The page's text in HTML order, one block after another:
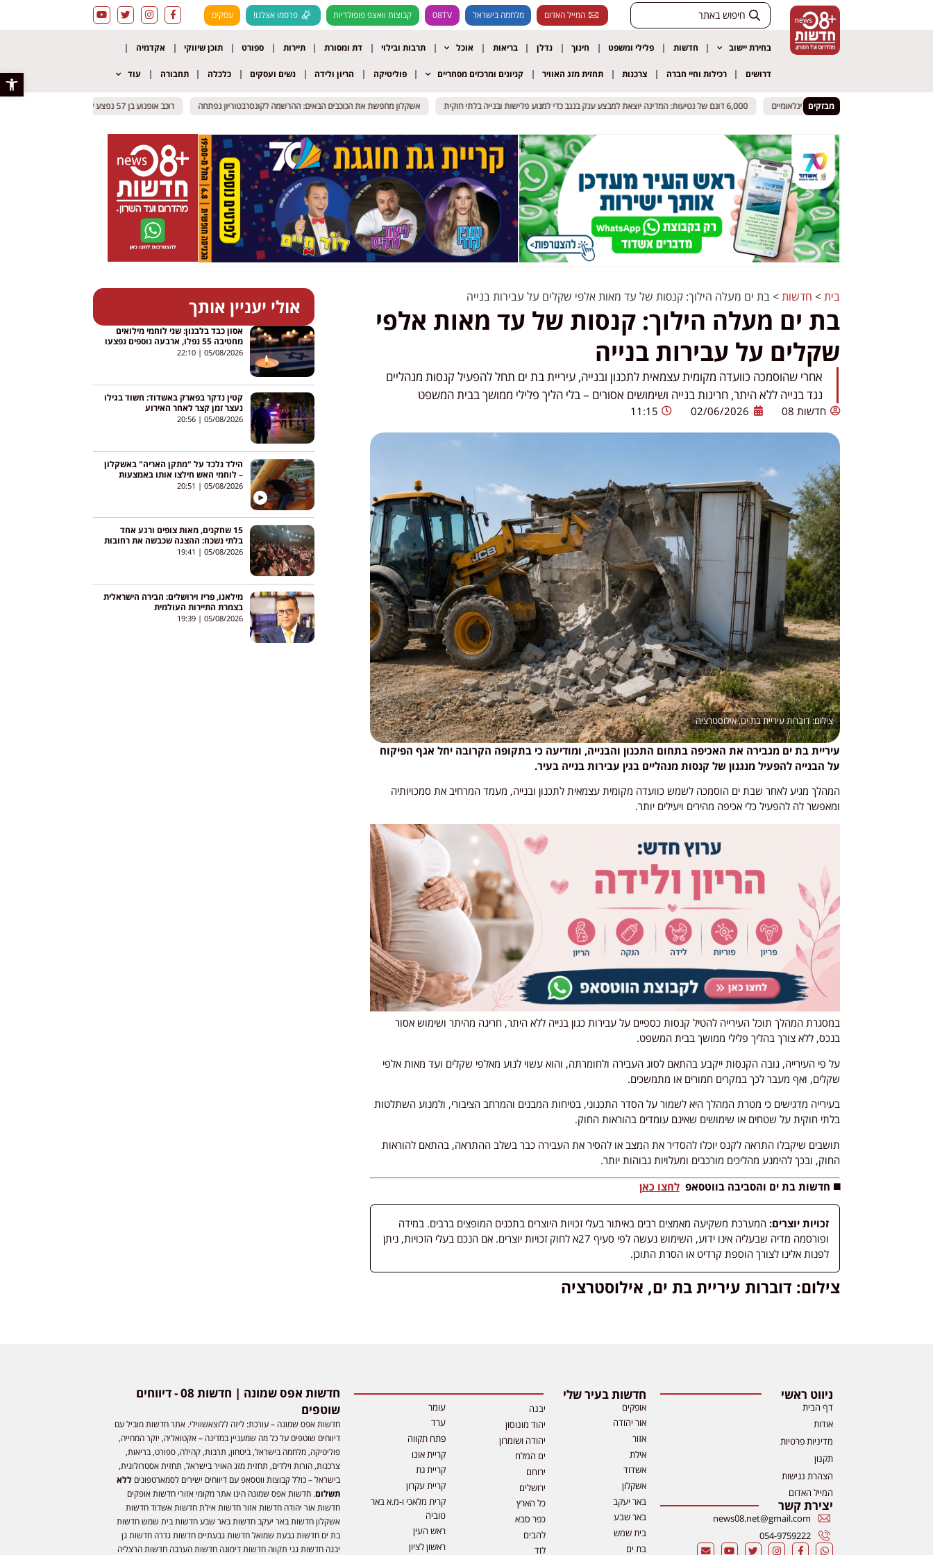
פתח
המייל האדום מלחמה בישראל 08TV קבוצות וואצפ פופולריות פרסמו אצלנו! עסקים
בחירת יישוב חדשות פלילי ומשפט חינוך נדלן בריאות אוכל תרבות ובילוי דת ומסורת תיירות ספורט תוכן שיווקי אקדמיה
דרושים רכילות וחיי חברה צרכנות תחזית מזג האוויר קניונים ומרכזים מסחריים פוליטיקה הריון ולידה נשים ועסקים כלכלה תחבורה עוד
מבזקים
חוזר עם מופעי ענק ואמנים בינלאומיים 6,000 דונם של נטיעות: המדינה יוצאת למבצע ענק בנגב כדי למנוע פלישות ובנייה בלתי חוקית אשקלון מחפשת את הכוכבים הבאים: ההרשמה לקונסרבטוריון נפתחה חוזר עם מופעי ענק ואמנים בינלאומיים 6,000 דונם של נטיעות: המדינה יוצאת למבצע ענק בנגב כדי למנוע פלישות ובנייה בלתי חוקית אשקלון מחפשת את הכוכבים הבאים: ההרשמה לקונסרבטוריון נפתחה רוכב אופנוע בן 57 נפצע קשה בכביש 412 סמוך לאור יהודה
רוכב אופנוע בן 57 נפצע קשה בכביש 412 סמוך לאור יהודה
בית> חדשות>בת ים מעלה הילוך: קנסות של עד מאות אלפי שקלים על עבירות בנייה
בת ים מעלה הילוך: קנסות של עד מאות אלפי
שקלים על עבירות בנייה
אחרי שהוסמכה כוועדה מקומית עצמאית לתכנון ובנייה, עיריית בת ים תחל להפעיל קנסות מנהליים
נגד בנייה ללא היתר, חריגות בנייה ושימושים אסורים – בלי הליך פלילי ממושך בבית המשפט
חדשות 08 02/06/2026
11:15
דוברות עיריית בת ים, אילוסטרציה
עיריית בת ים מגבירה את האכיפה בתחום התכנון והבנייה, ומודיעה כי בתקופה הקרובה יחל אגף הפיקוח
על הבנייה להפעיל מנגנון של קנסות מנהליים בגין עבירות בנייה בעיר.
המהלך מגיע לאחר שבת ים הוסמכה לשמש כוועדה מקומית עצמאית לתכנון ובנייה, מעמד המרחיב את סמכויותיה
ומאפשר לה להפעיל כלי אכיפה מהירים ויעילים יותר.
במסגרת המהלך תוכל העירייה להטיל קנסות כספיים על עבירות כגון בנייה ללא היתר, חריגה מהיתר ושימוש אסור
בנכס, ללא צורך בהליך פלילי ממושך בבית המשפט.
על פי העירייה, גובה הקנסות ייקבע בהתאם לסוג העבירה ולחומרתה, והוא עשוי לנוע מאלפי שקלים ועד מאות אלפי
שקלים, ואף מעבר לכך במקרים חמורים או מתמשכים.
בעירייה מדגישים כי מטרת המהלך היא לשמור על הסדר התכנוני, בטיחות המבנים והמרחב הציבורי, ולמנוע השתלטות
בלתי חוקית על שטחים או שימושים שאינם עומדים בהוראות החוק.
תושבים שיקבלו התראה לקנס יוכלו להסדיר את המצב או להסיר את העבירה כבר בשלב ההתראה, בהתאם להוראות
החוק, ובכך להימנע מהליכים מורכבים ומעלויות גבוהות יותר.
◼️ חדשות בת ים והסביבה בווטסאפלחצו כאן
זכויות יוצרים: המערכת משקיעה מאמצים רבים באיתור בעלי זכויות היוצרים בתכנים המופצים ברבים. במידה
ופורסמה מדיה שבעליה אינו ידוע, השימוש נעשה לפי סעיף 27א לחוק זכויות יוצרים. אם הנכם בעלי הזכויות, ניתן
לפנות אלינו לצורך הוספת קרדיט או הסרת התוכן.
צילום: דוברות עיריית בת ים, אילוסטרציה
אולי יעניין אותך
אסון כבד בלבנון: שני לוחמי מילואים
מחטיבה 55 נפלו, ארבעה נוספים נפצעו
05/08/2026
22:10
קטין נדקר בפארק באשדוד: חשוד בגילו
נעצר זמן קצר לאחר האירוע
05/08/2026
20:56
הילד נלכד על "מתקן האריה" באשקלון
– לוחמי האש חילצו אותו באמצעות
מנוף
05/08/2026
15 שחקנים, מאות צופים ורגע אחד
בלתי נשכח: ההצגה שכבשה את רחובות
05/08/2026
מילאנו, פריז וירושלים: הבירה הישראלית
בצמרת התיירות העולמית
05/08/2026
19:39
ניווט ראשי
דף הבית
אודות
מדיניות פרטיות
תקנון
הצהרת נגישות
המייל האדום
יצירת קשר
news08.net@gmail.com
054-9759222
חדשות בעיר שלי
אופקים
אור יהודה
אזור
אילת
אשדוד
אשקלון
באר יעקב
באר שבע
בית שמש
בת ים
יבנה
יהוד מונוסון
יהודה ושומרון
ים המלח
ירוחם
ירושלים
כל הארץ
כפר סבא
להבים
לוד
עומר
ערד
פתח תקווה
קריית אונו
קריית גת
קריית עקרון
קרית מלאכי ו-מ.א באר
טוביה
ראש העין
ראשון לציון
חדשות אפס שמונה | חדשות 08 - דיווחים
שוטפים
חדשות אפס שמונה – עורכת: ליזה ללוצאשווילי. אתר חדשות מוביל עם
דיווחים שוטפים על כל מה שמעניין במדינה – אקטואליה, יוקר המחייה,
פוליטיקה, מלחמה בישראל, ביטחון, תרבות, קהילה, ספורט, בריאות,
צרכנות, הורות וילדים, תחזית מזג האויר בישראל, תחזית אסטרולוגית,
בישראל – כולל קבוצות ווטסאפ עם דיווחים ישירים לסמארטפוניםללא
תשלום. חדשות אפס שמונה הינו אתר מקומי אזורי חדשות אופקים
חדשות אור יהודה חדשות אזור חדשות אילת חדשות אשדוד חדשות
אשקלון חדשות באר יעקב חדשות באר שבע חדשות בית שמש חדשות
בת ים חדשות גבעת שמואל חדשות גבעתיים חדשות גדרה חדשות גן
יבנה חדשות גני תקווה חדשות דימונה חדשות הערבה חדשות הרצליה